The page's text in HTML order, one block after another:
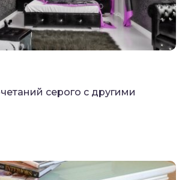
серого с другими